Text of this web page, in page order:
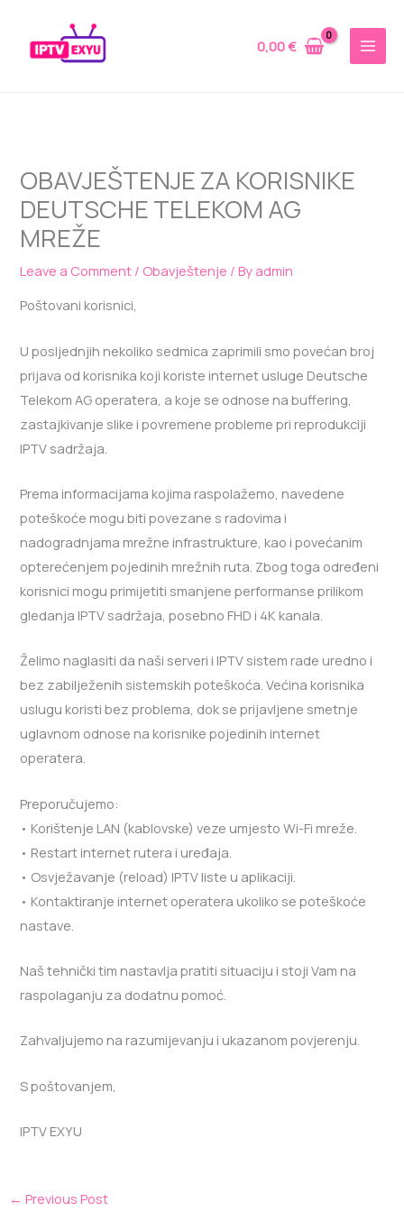
content
0,00€
OBAVJEŠTENJE ZA KORISNIKE
DEUTSCHE TELEKOM AG
MREŽE
Leave a Comment / Obavještenje / By admin
Poštovani korisnici,
U posljednjih nekoliko sedmica zaprimili smo povećan broj
prijava od korisnika koji koriste internet usluge Deutsche
Telekom AG operatera, a koje se odnose na buffering,
zastajkivanje slike i povremene probleme pri reprodukciji
IPTV sadržaja.
Prema informacijama kojima raspolažemo, navedene
poteškoće mogu biti povezane s radovima i
nadogradnjama mrežne infrastrukture, kao i povećanim
opterećenjem pojedinih mrežnih ruta. Zbog toga određeni
korisnici mogu primijetiti smanjene performanse prilikom
gledanja IPTV sadržaja, posebno FHD i 4K kanala.
Želimo naglasiti da naši serveri i IPTV sistem rade uredno i
bez zabilježenih sistemskih poteškoća. Većina korisnika
uslugu koristi bez problema, dok se prijavljene smetnje
uglavnom odnose na korisnike pojedinih internet
operatera.
Preporučujemo:
• Korištenje LAN (kablovske) veze umjesto Wi-Fi mreže.
• Restart internet rutera i uređaja.
• Osvježavanje (reload) IPTV liste u aplikaciji.
• Kontaktiranje internet operatera ukoliko se poteškoće
nastave.
Naš tehnički tim nastavlja pratiti situaciju i stoji Vam na
raspolaganju za dodatnu pomoć.
Zahvaljujemo na razumijevanju i ukazanom povjerenju.
S poštovanjem,
IPTV EXYU
← Previous Post